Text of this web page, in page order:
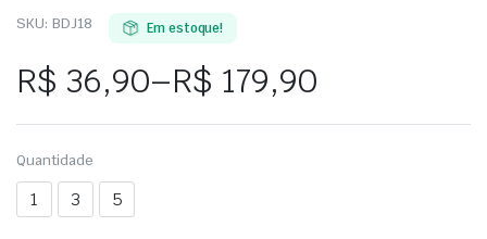
SKU: BDJ18 Em estoque!
R$ 36,90–R$ 179,90
Quantidade
1 3 5